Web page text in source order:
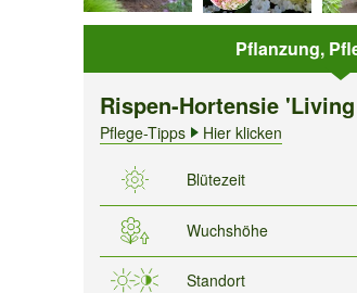
Pflanzung,
Rispen-Hortensie
Pflege-Tipps Hier klicken
Blütezeit
Wuchshöhe
Standort